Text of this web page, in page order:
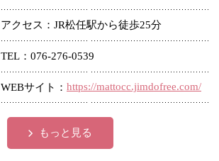
アクセス JR松任駅から徒歩25分
TEL 076-276-0539
WEBサイト https://mattocc.jimdofree.com/
もっと見る